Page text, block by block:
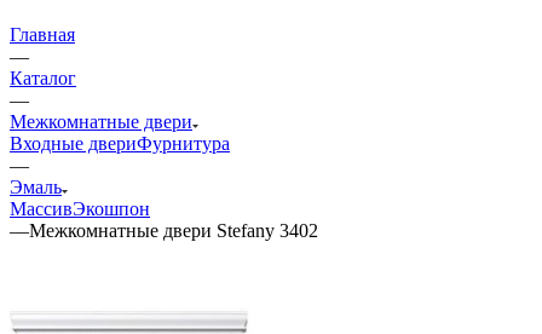
Главная
—
Каталог
—
Межкомнатные двери
Входные двериФурнитура
—
Эмаль
МассивЭкошпон
—Межкомнатные двери Stefany 3402